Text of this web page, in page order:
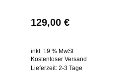
129,00 €
inkl. 19 % MwSt.
Kostenloser Versand
Lieferzeit: 2-3 Tage